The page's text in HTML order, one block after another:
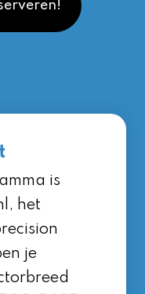
is
het
je